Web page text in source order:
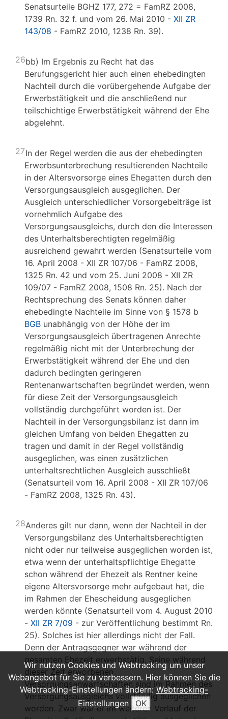
Senatsurteile BGHZ 177, 272 = FamRZ 2008,
1739 Rn. 32 f. und vom 26. Mai 2010 - XII ZR
143/08 - FamRZ 2010, 1238 Rn. 39).
26bb) Im Ergebnis zu Recht hat das
Berufungsgericht hier auch einen ehebedingten
Nachteil durch die vorübergehende Aufgabe der
Erwerbstätigkeit und die anschließend nur
teilschichtige Erwerbstätigkeit während der Ehe
abgelehnt.
27In der Regel werden die aus der ehebedingten
Erwerbsunterbrechung resultierenden Nachteile
in der Altersvorsorge eines Ehegatten durch den
Versorgungsausgleich ausgeglichen. Der
Ausgleich unterschiedlicher Vorsorgebeiträge ist
vornehmlich Aufgabe des
Versorgungsausgleichs, durch den die Interessen
des Unterhaltsberechtigten regelmäßig
ausreichend gewahrt werden (Senatsurteile vom
16. April 2008 - XII ZR 107/06 - FamRZ 2008,
1325 Rn. 42 und vom 25. Juni 2008 - XII ZR
109/07 - FamRZ 2008, 1508 Rn. 25). Nach der
Rechtsprechung des Senats können daher
ehebedingte Nachteile im Sinne von § 1578 b
BGB unabhängig von der Höhe der im
Versorgungsausgleich übertragenen Anrechte
regelmäßig nicht mit der Unterbrechung der
Erwerbstätigkeit während der Ehe und den
dadurch bedingten geringeren
Rentenanwartschaften begründet werden, wenn
für diese Zeit der Versorgungsausgleich
vollständig durchgeführt worden ist. Der
Nachteil in der Versorgungsbilanz ist dann im
gleichen Umfang von beiden Ehegatten zu
tragen und damit in der Regel vollständig
ausgeglichen, was einen zusätzlichen
unterhaltsrechtlichen Ausgleich ausschließt
(Senatsurteil vom 16. April 2008 - XII ZR 107/06
- FamRZ 2008, 1325 Rn. 43).
28Anderes gilt nur dann, wenn der Nachteil in der
Versorgungsbilanz des Unterhaltsberechtigten
nicht oder nur teilweise ausgeglichen worden ist,
etwa wenn der unterhaltspflichtige Ehegatte
schon während der Ehezeit als Rentner keine
eigene Altersvorsorge mehr aufgebaut hat, die
im Rahmen der Ehescheidung ausgeglichen
werden könnte (Senatsurteil vom 4. August 2010
- XII ZR 7/09 - zur Veröffentlichung bestimmt Rn.
25). Solches ist hier allerdings nicht der Fall.
Denn der Antragsgegner war während der
gesamten Ehezeit erwerbstätig. Seine während
dieser Zeit erworbenen
Versorgungsanwartschaften sind im Rahmen des
Versorgungsausgleichs vollständig ausgeglichen
worden. Zwar war er im weiteren Verlauf der
Wir nutzen Cookies und Webtracking um unser
Webangebot für Sie zu verbessern. Hier können Sie die
Webtracking-Einstellungen ändern: Webtracking-
Einstellungen
OK